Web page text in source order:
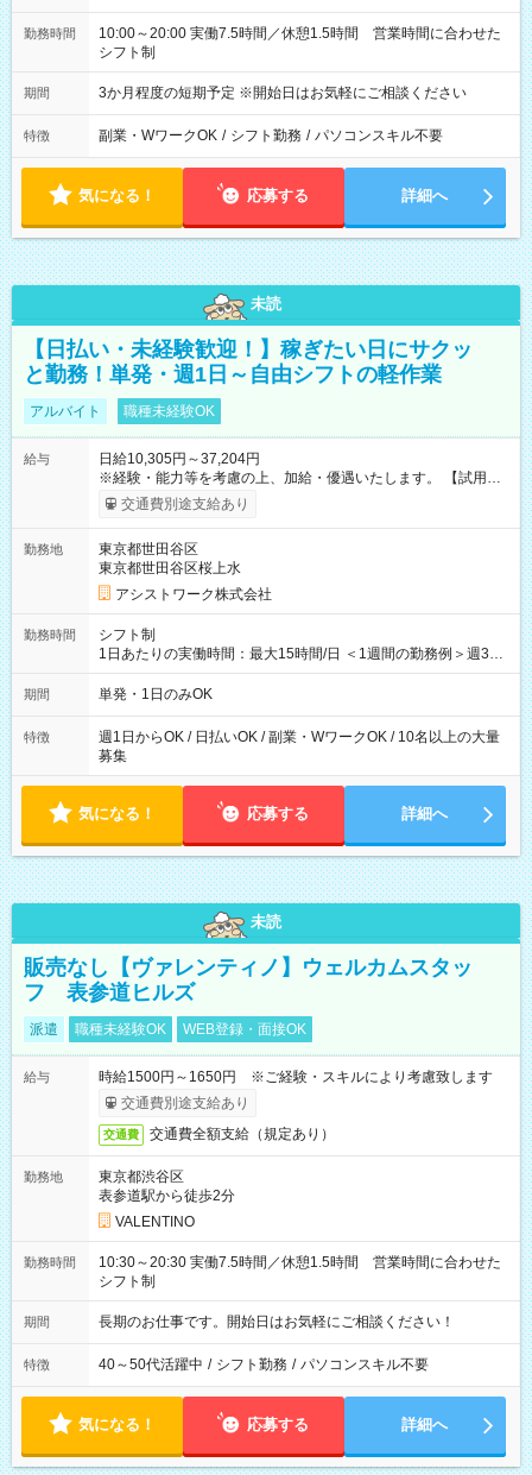
勤務時間
10:00～20:00 実働7.5時間／休憩1.5時間 営業時間に合わせた
シフト制
期間 3か月程度の短期予定 ※開始日はお気軽にご相談ください
特徴 副業・WワークOK / シフト勤務 / パソコンスキル不要
気になる！ 応募する 詳細へ
未読
【日払い・未経験歓迎！】稼ぎたい日にサクッ
と勤務！単発・週1日～自由シフトの軽作業
アルバイト 職種未経験OK
給与
日給10,305円～37,204円
※経験・能力等を考慮の上、加給・優遇いたします。 【試用期
間】試用期間なし
交通費別途支給あり
勤務地
東京都世田谷区
東京都世田谷区桜上水
アシストワーク株式会社
勤務時間
シフト制
1日あたりの実働時間：最大15時間/日 ＜1週間の勤務例＞週3回
勤務 勤務：月・水・金 休み：火・木・土・日 好きな時にお仕事
可能です！ ※1日あたりの最大実働時間は日勤、夜勤共に勤務し
期間 単発・1日のみOK
特徴
週1日からOK / 日払いOK / 副業・WワークOK / 10名以上の大量
募集
気になる！ 応募する 詳細へ
未読
販売なし【ヴァレンティノ】ウェルカムスタッ
フ 表参道ヒルズ
派遣 職種未経験OK WEB登録・面接OK
給与
時給1500円～1650円 ※ご経験・スキルにより考慮致します
交通費別途支給あり
交通費 交通費全額支給（規定あり）
勤務地
東京都渋谷区
表参道駅から徒歩2分
VALENTINO
勤務時間
10:30～20:30 実働7.5時間／休憩1.5時間 営業時間に合わせた
シフト制
期間 長期のお仕事です。開始日はお気軽にご相談ください！
特徴 40～50代活躍中 / シフト勤務 / パソコンスキル不要
気になる！ 応募する 詳細へ